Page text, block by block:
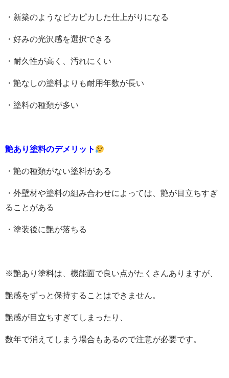
・新築のようなピカピカした仕上がりになる
・好みの光沢感を選択できる
・耐久性が高く、汚れにくい
・艶なしの塗料よりも耐用年数が長い
・塗料の種類が多い
艶あり塗料のデメリット
・艶の種類がない塗料がある
・外壁材や塗料の組み合わせによっては、艶が目立ちすぎ
ることがある
・塗装後に艶が落ちる
※艶あり塗料は、機能面で良い点がたくさんありますが、
艶感をずっと保持することはできません。
艶感が目立ちすぎてしまったり、
数年で消えてしまう場合もあるので注意が必要です。